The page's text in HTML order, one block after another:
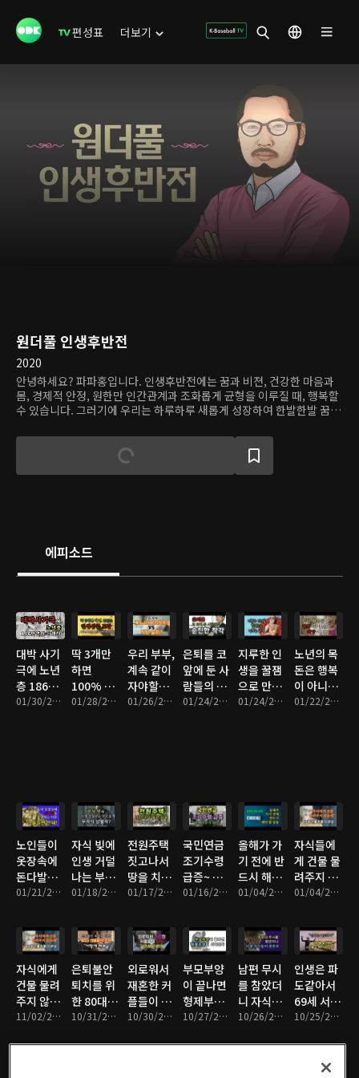
편성표 더보기
원더풀 인생후반전
2020
안녕하세요? 파파홍입니다. 인생후반전에는 꿈과 비젼, 건강한 마음과
몸, 경제적 안정, 원한만 인간관계과 조화롭게 균형을 이루질 때, 행복할
수 있습니다. 그러기에 우리는 하루하루 새롭게 성장하여 한발한발 꿈을
반전""을 위하여~!
에피소드
대박 사기
극에 노년
층 186만
명이 당했
01/30/2024 • 7분
딱 3개만
하면
100% 성
공인생 보
01/28/2024 • 7분
우리 부부,
계속 같이
자야할까?
VS 각방쓸
01/26/2024 • 8분
은퇴를 코
앞에 둔 사
람들의 순
진한 착각
01/24/2024 • 7분
지루한 인
생을 꿀잼
으로 만드
는 비결 01/24/2024 • 7분
노년의 목
돈은 행복
이 아니라
재앙이다01/22/2024 • 8분
노인들이
옷장속에
돈다발을
보관하는01/21/2024 • 8분
자식 빚에
인생 거덜
나는 부모
들, 무자식
01/18/2024 • 8분
전원주택
짓고나서
땅을 치고
후회한 501/17/2024 • 8분
국민연금
조기수령
급증~ 대
체 이유가
01/16/2024 • 8분
올해가 가
기 전에 반
드시 해야
할 일들 01/04/2024 • 7분
자식들에
게 건물 물
려주지 않
을래~ 8001/04/2024 • 8분
자식에게
건물 물려
주지 않을
래" 80대
의 변심
11/02/2023 • 8분
은퇴불안
퇴치를 위
한 80대 선
배들의 조
해봐!
10/31/2023 • 8분
외로워서
재혼한 커
플들이 다
시 갈라서
10/30/2023 • 8분
부모부양
이 끝나면
형제부양
이 시작된
10/27/2023 • 8분
남편 무시
를 참았더
니 자식들
이 얕본다
10/26/2023 • 8분
인생은 파
도같아서
69세 서퍼
는 오늘도
다
10/25/2023 • 7분